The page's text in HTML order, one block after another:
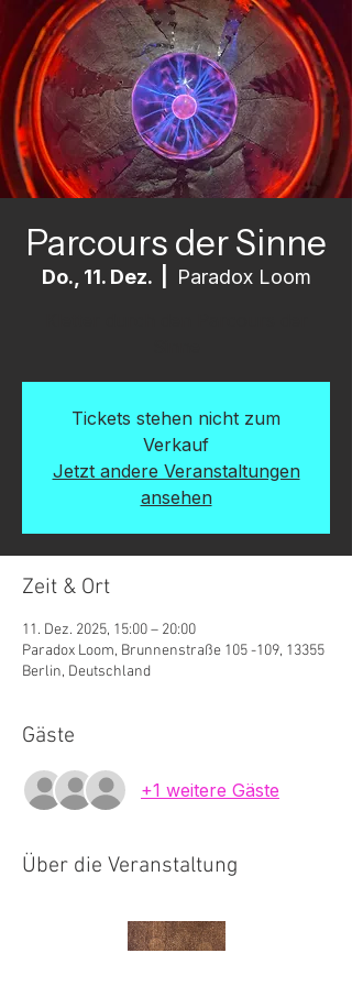
Parcours der Sinne
Do., 11. Dez.
  |
Paradox Loom
Tickets stehen nicht zum
Verkauf
Jetzt andere Veranstaltungen
ansehen
Zeit & Ort
11. Dez. 2025, 15:00 – 20:00
Paradox Loom, Brunnenstraße 105 -109, 13355
Berlin, Deutschland
Gäste
+1 weitere Gäste
Über die Veranstaltung